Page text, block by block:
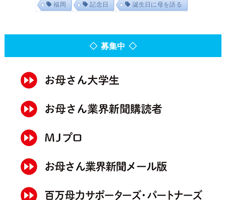
福岡 記念日 誕生日に母を語る
◇ 募集中 ◇